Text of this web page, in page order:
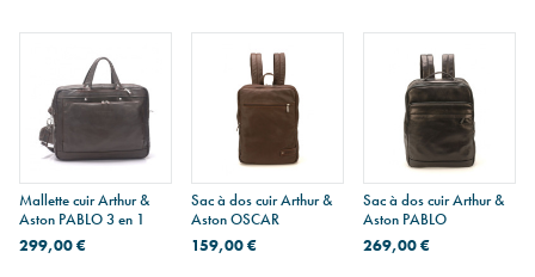
Dimensions : 34,5 x 39 x 15 cm.
Mallette cuir Arthur &
Aston PABLO 3 en 1
299,00 €
Sac à dos cuir Arthur &
Aston OSCAR
159,00 €
Sac à dos cuir Arthur &
Aston PABLO
269,00 €